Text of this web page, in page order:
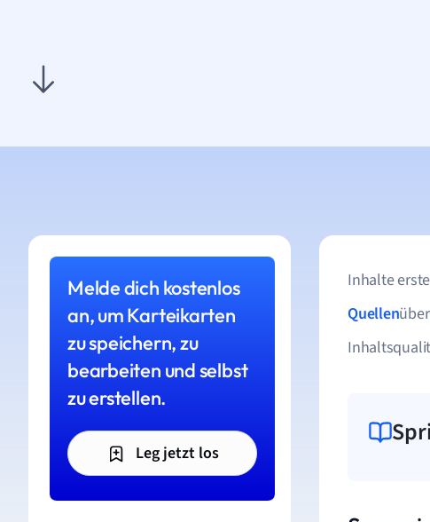
Melde dich kostenlos
an, um Karteikarten
zu speichern, zu
bearbeiten und selbst
zu erstellen.
Leg jetzt los
Inhalte
Quellen